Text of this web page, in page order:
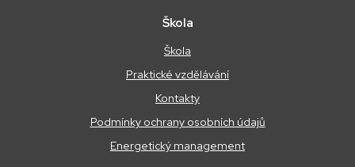
Škola
Škola
Praktické vzdělávání
Kontakty
Podmínky ochrany osobních údajů
Energetický management